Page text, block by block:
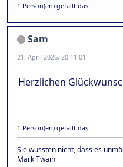
1 Person(en) gefällt das.
Sam
21. April 2026, 20:11:01
Herzlichen
1 Person(en) gefällt das.
Sie wussten nicht, dass es
Mark Twain